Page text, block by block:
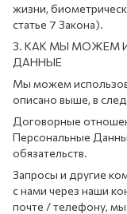
жизни,
статье 7 Закона).
3. КАК МЫ МОЖЕМ
ДАННЫЕ
Мы можем
описано выше, в
Договорные
Персональные
обязательств.
Запросы и другие
с нами через наши
почте / телефону,